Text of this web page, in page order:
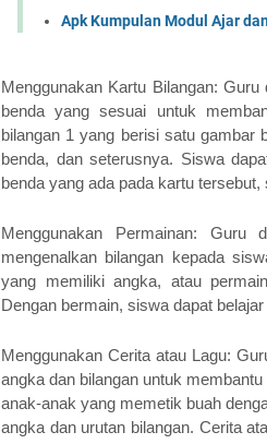
Apk Kumpulan Modul Ajar
Menggunakan Kartu Bilangan:
benda yang sesuai untuk
bilangan 1 yang berisi satu gambar
benda, dan seterusnya. Siswa
benda yang ada pada kartu
Menggunakan Permainan: Guru
mengenalkan bilangan kepada
yang memiliki angka, atau
Dengan bermain, siswa dapat
Menggunakan Cerita atau Lagu:
angka dan bilangan untuk
anak-anak yang memetik buah
angka dan urutan bilangan. Cerita